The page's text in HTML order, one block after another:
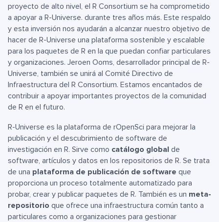
proyecto de alto nivel, el R Consortium se ha comprometido
a apoyar a R-Universe. durante tres años más. Este respaldo
y esta inversión nos ayudarán a alcanzar nuestro objetivo de
hacer de R-Universe una plataforma sostenible y escalable
para los paquetes de R en la que puedan confiar particulares
y organizaciones. Jeroen Ooms, desarrollador principal de R-
Universe, también se unirá al Comité Directivo de
Infraestructura del R Consortium. Estamos encantados de
contribuir a apoyar importantes proyectos de la comunidad
de R en el futuro.
R-Universe es la plataforma de rOpenSci para mejorar la
publicación y el descubrimiento de software de
investigación en R. Sirve como catálogo global de
software, artículos y datos en los repositorios de R. Se trata
de una plataforma de publicación de software que
proporciona un proceso totalmente automatizado para
probar, crear y publicar paquetes de R. También es un meta-
repositorio que ofrece una infraestructura común tanto a
particulares como a organizaciones para gestionar